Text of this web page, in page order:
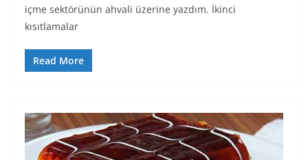
içme sektörünün ahvali üzerine yazdım. İkinci
kısıtlamalar
Read More